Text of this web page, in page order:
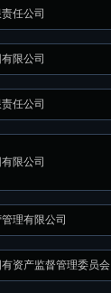
任公司
限公司
任公司
限公司
理有限公司
资产监督管理委员会